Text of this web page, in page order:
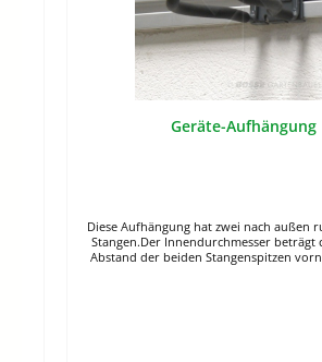
Geräte-Aufhängung
Diese Aufhängung hat zwei nach außen
Stangen.Der Innendurchmesser beträgt
Abstand der beiden Stangenspitzen